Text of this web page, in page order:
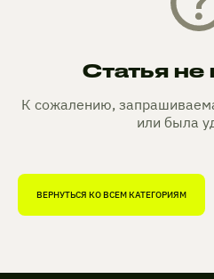
Статья не
К сожалению,
или была
ВЕРНУТЬСЯ КО ВСЕМ КАТЕГОРИЯМ